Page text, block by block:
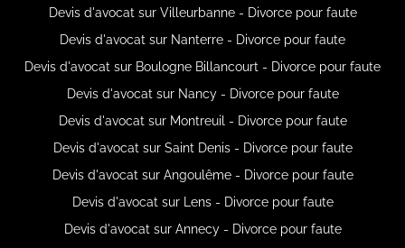
Devis d'avocat sur Villeurbanne - Divorce pour faute
Devis d'avocat sur Nanterre - Divorce pour faute
Devis d'avocat sur Boulogne Billancourt - Divorce pour faute
Devis d'avocat sur Nancy - Divorce pour faute
Devis d'avocat sur Montreuil - Divorce pour faute
Devis d'avocat sur Saint Denis - Divorce pour faute
Devis d'avocat sur Angoulême - Divorce pour faute
Devis d'avocat sur Lens - Divorce pour faute
Devis d'avocat sur Annecy - Divorce pour faute